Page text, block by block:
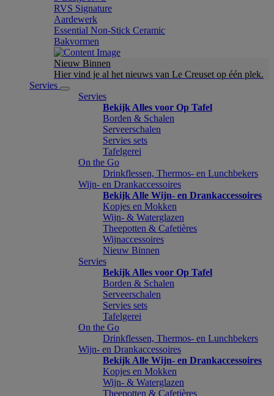
RVS Signature
Aardewerk
Essential Non-Stick Ceramic
Bakvormen
Nieuw Binnen
Hier vind je al het nieuws van Le Creuset op één plek.
Servies
Servies
Bekijk Alles voor Op Tafel
Borden & Schalen
Serveerschalen
Servies sets
Tafelgerei
On the Go
Drinkflessen, Thermos- en Lunchbekers
Wijn- en Drankaccessoires
Bekijk Alle Wijn- en Drankaccessoires
Kopjes en Mokken
Wijn- & Waterglazen
Theepotten & Cafetières
Wijnaccessoires
Nieuw Binnen
Servies
Bekijk Alles voor Op Tafel
Borden & Schalen
Serveerschalen
Servies sets
Tafelgerei
On the Go
Drinkflessen, Thermos- en Lunchbekers
Wijn- en Drankaccessoires
Bekijk Alle Wijn- en Drankaccessoires
Kopjes en Mokken
Wijn- & Waterglazen
Theepotten & Cafetières